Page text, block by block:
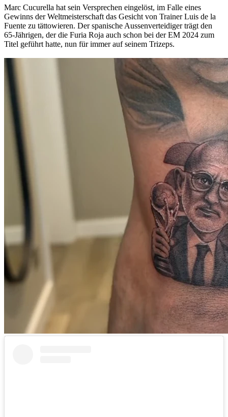
Marc Cucurella hat sein Versprechen eingelöst, im Falle eines
Gewinns der Weltmeisterschaft das Gesicht von Trainer Luis de la
Fuente zu tättowieren. Der spanische Aussenverteidiger trägt den
65-Jährigen, der die Furia Roja auch schon bei der EM 2024 zum
Titel geführt hatte, nun für immer auf seinem Trizeps.